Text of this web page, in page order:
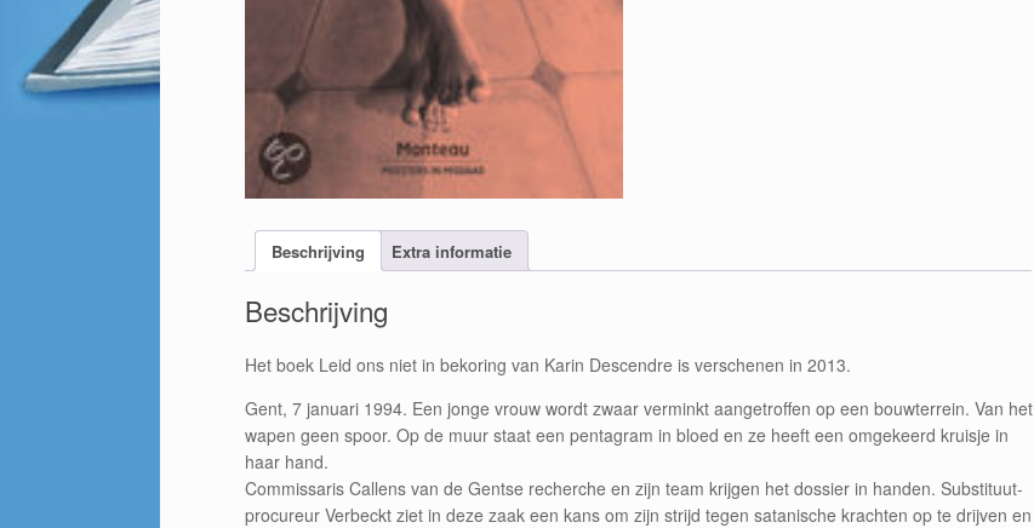
Beschrijving Extra informatie
Beschrijving
Het boek Leid ons niet in bekoring van Karin Descendre is verschenen in 2013.
Gent, 7 januari 1994. Een jonge vrouw wordt zwaar verminkt aangetroffen op een bouwterrein. Van het
wapen geen spoor. Op de muur staat een pentagram in bloed en ze heeft een omgekeerd kruisje in
haar hand.
Commissaris Callens van de Gentse recherche en zijn team krijgen het dossier in handen. Substituut-
procureur Verbeckt ziet in deze zaak een kans om zijn strijd tegen satanische krachten op te drijven en